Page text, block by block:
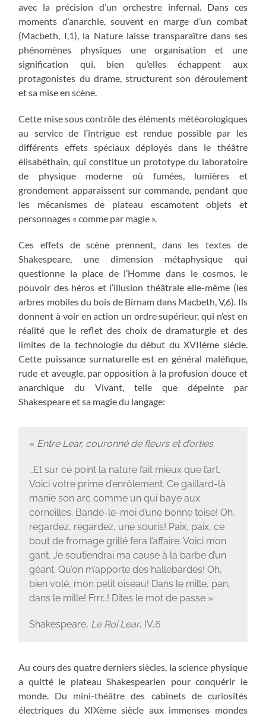
avec la précision d’un orchestre infernal. Dans ces
moments d’anarchie, souvent en marge d’un combat
(Macbeth, I,1), la Nature laisse transparaître dans ses
phénomènes physiques une organisation et une
signification qui, bien qu’elles échappent aux
protagonistes du drame, structurent son déroulement
et sa mise en scène.
Cette mise sous contrôle des éléments météorologiques
au service de l’intrigue est rendue possible par les
différents effets spéciaux déployés dans le théâtre
élisabéthain, qui constitue un prototype du laboratoire
de physique moderne où fumées, lumières et
grondement apparaissent sur commande, pendant que
les mécanismes de plateau escamotent objets et
personnages « comme par magie ».
Ces effets de scène prennent, dans les textes de
Shakespeare, une dimension métaphysique qui
questionne la place de l’Homme dans le cosmos, le
pouvoir des héros et l’illusion théâtrale elle-même (les
arbres mobiles du bois de Birnam dans Macbeth, V,6). Ils
donnent à voir en action un ordre supérieur, qui n’est en
réalité que le reflet des choix de dramaturgie et des
limites de la technologie du début du XVIIème siècle.
Cette puissance surnaturelle est en général maléfique,
rude et aveugle, par opposition à la profusion douce et
anarchique du Vivant, telle que dépeinte par
Shakespeare et sa magie du langage:
« Entre Lear, couronné de fleurs et d’orties.
…Et sur ce point la nature fait mieux que l’art.
Voici votre prime d’enrôlement. Ce gaillard-là
manie son arc comme un qui baye aux
corneilles. Bande-le-moi d’une bonne toise! Oh,
regardez, regardez, une souris! Paix, paix, ce
bout de fromage grillé fera l’affaire. Voici mon
gant. Je soutiendrai ma cause à la barbe d’un
géant. Qu’on m’apporte des hallebardes! Oh,
bien volé, mon petit oiseau! Dans le mille, pan,
dans le mille! Frrr…! Dites le mot de passe »
Shakespeare, Le Roi Lear, IV,6
Au cours des quatre derniers siècles, la science physique
a quitté le plateau Shakespearien pour conquérir le
monde. Du mini-théâtre des cabinets de curiosités
électriques du XIXème siècle aux immenses mondes